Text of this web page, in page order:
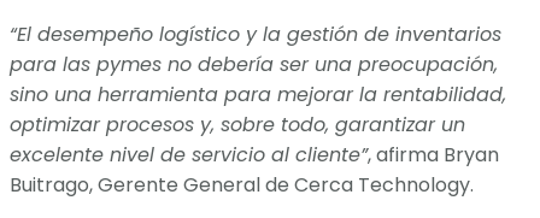
“El desempeño logístico y la gestión de inventarios
para las pymes no debería ser una preocupación,
sino una herramienta para mejorar la rentabilidad,
optimizar procesos y, sobre todo, garantizar un
excelente nivel de servicio al cliente”, afirma Bryan
Buitrago, Gerente General de Cerca Technology.